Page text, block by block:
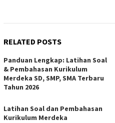
RELATED POSTS
Panduan Lengkap: Latihan Soal
& Pembahasan Kurikulum
Merdeka SD, SMP, SMA Terbaru
Tahun 2026
Latihan Soal dan Pembahasan
Kurikulum Merdeka